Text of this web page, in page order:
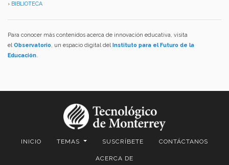
› BIBLIOTECA
Para conocer más contenidos acerca de innovación educativa, visita
elObservatorio, un espacio digital del Instituto para el Futuro de la
Educación.
INICIO TEMAS SUSCRÍBETE CONTÁCTANOS
ACERCA DE